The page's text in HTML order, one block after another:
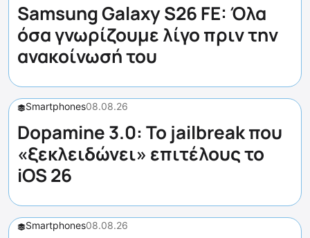
Samsung Galaxy S26 FE: Όλα
όσα γνωρίζουμε λίγο πριν την
ανακοίνωσή του
Smartphones08.08.26
Dopamine 3.0: Το jailbreak που
«ξεκλειδώνει» επιτέλους το
iOS 26
Smartphones08.08.26